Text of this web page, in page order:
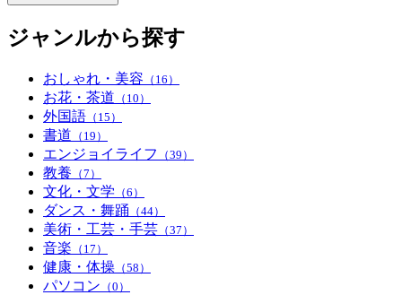
ジャンルから探す
おしゃれ・美容 （16）
お花・茶道 （10）
外国語 （15）
書道 （19）
エンジョイライフ （39）
教養 （7）
文化・文学 （6）
ダンス・舞踊 （44）
美術・工芸・手芸 （37）
音楽 （17）
健康・体操 （58）
パソコン （0）